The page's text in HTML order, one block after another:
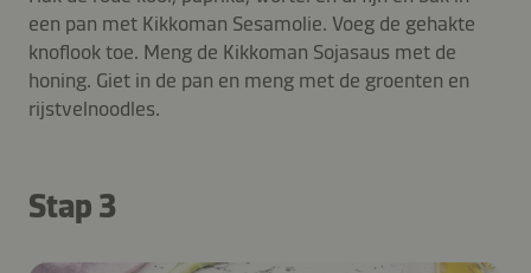
een pan met Kikkoman Sesamolie. Voeg de gehakte
knoflook toe. Meng de Kikkoman Sojasaus met de
honing. Giet in de pan en meng met de groenten en
rijstvelnoodles.
Stap 3